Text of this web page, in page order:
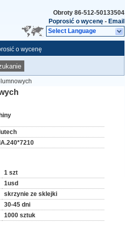
Obroty 86-512-50133504
Poprosić o wycenę - Email
Select Language
o wycenę
1 szt
1usd
skrzynie ze sklejki
30-45 dni
1000 sztuk